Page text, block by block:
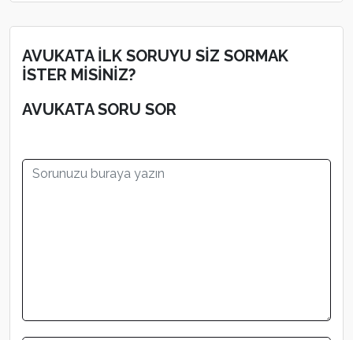
AVUKATA İLK SORUYU SİZ SORMAK
İSTER MİSİNİZ?
AVUKATA SORU SOR